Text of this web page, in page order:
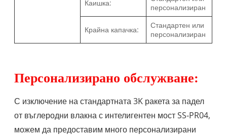
Каишка:
персонализиран
Крайна капачка:
Стандартен или
персонализиран
Персонализирано обслужване:
С изключение на стандартната 3K ракета за падел
от въглеродни влакна с интелигентен мост SS-PR04,
можем да предоставим много персонализирани